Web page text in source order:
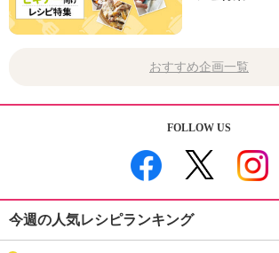
おすすめ企画一覧
FOLLOW US
今週の人気レシピランキング